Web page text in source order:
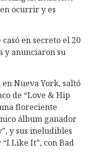
ocurrir y es
en secreto el 20
y anunciaron su
Nueva York, saltó
de “Love & Hip
floreciente
álbum ganador
y sus ineludibles
“I Like It”, con Bad